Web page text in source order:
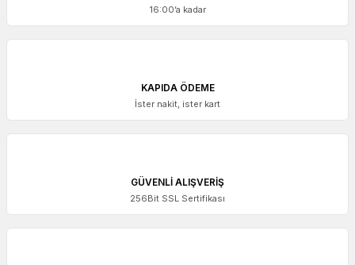
16:00’a kadar
KAPIDA ÖDEME
İster nakit, ister kart
GÜVENLİ ALIŞVERİŞ
256Bit SSL Sertifikası